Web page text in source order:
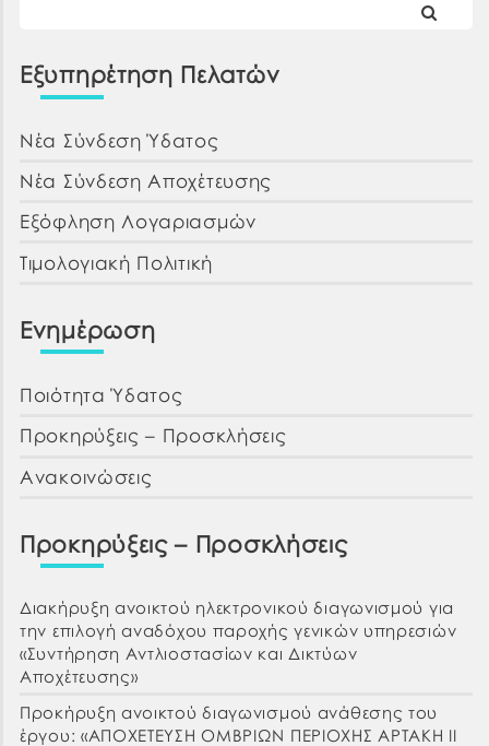
Εξυπηρέτηση Πελατών
Νέα Σύνδεση Ύδατος
Νέα Σύνδεση Αποχέτευσης
Εξόφληση Λογαριασμών
Τιμολογιακή Πολιτική
Ενημέρωση
Ποιότητα Ύδατος
Προκηρύξεις – Προσκλήσεις
Ανακοινώσεις
Προκηρύξεις – Προσκλήσεις
Διακήρυξη ανοικτού ηλεκτρονικού διαγωνισμού για
την επιλογή αναδόχου παροχής γενικών υπηρεσιών
«Συντήρηση Αντλιοστασίων και Δικτύων
Αποχέτευσης»
Προκήρυξη ανοικτού διαγωνισμού ανάθεσης του
έργου: «ΑΠΟΧΕΤΕΥΣΗ ΟΜΒΡΙΩΝ ΠΕΡΙΟΧΗΣ ΑΡΤΑΚΗ ΙΙ